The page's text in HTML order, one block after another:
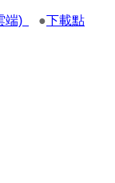
端) ●下載點